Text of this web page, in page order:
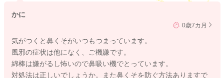
かに
0歳7カ月
気がつくと鼻くそがいつもつまっています。
風邪の症状は他になく、ご機嫌です。
綿棒は嫌がるし怖いので鼻吸い機でとっています。
対処法は正しいでしょうか。また鼻くそを防ぐ方法ありますで